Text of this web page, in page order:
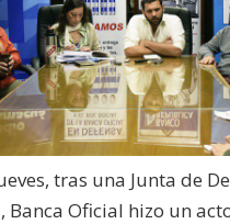
tras una Junta de
Banca Oficial hizo un